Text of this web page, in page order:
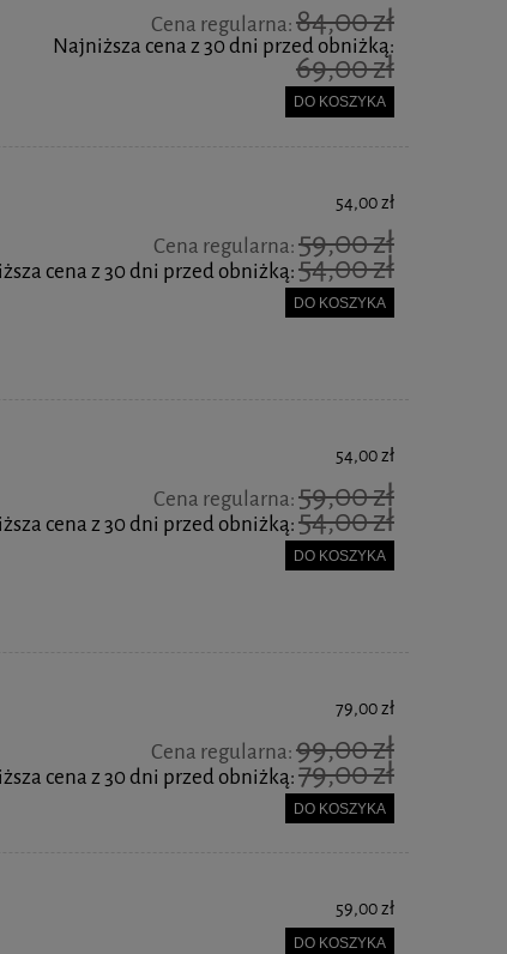
Cena regularna:84,00 zł
Najniższa cena z 30 dni przed obniżką:
69,00 zł
DO KOSZYKA
54,00 zł
Cena regularna:59,00 zł
cena z 30 dni przed obniżką:54,00 zł
DO KOSZYKA
54,00 zł
Cena regularna:59,00 zł
cena z 30 dni przed obniżką:54,00 zł
DO KOSZYKA
79,00 zł
Cena regularna:99,00 zł
cena z 30 dni przed obniżką:79,00 zł
DO KOSZYKA
59,00 zł
DO KOSZYKA